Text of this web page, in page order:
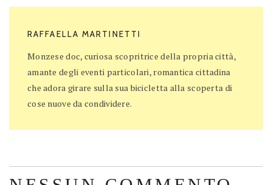
RAFFAELLA MARTINETTI
Monzese doc, curiosa scopritrice della propria città,
amante degli eventi particolari, romantica cittadina
che adora girare sulla sua bicicletta alla scoperta di
cose nuove da condividere.